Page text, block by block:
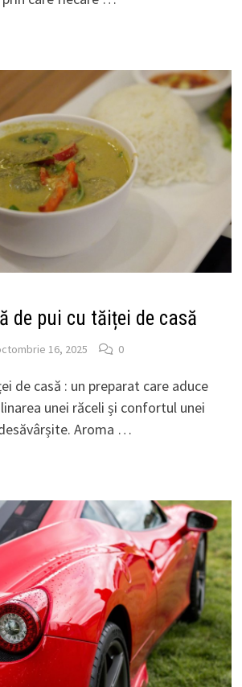
de pui cu tăiței de casă
16, 2025 0
de casă : un preparat care aduce
unei răceli și confortul unei
Aroma …